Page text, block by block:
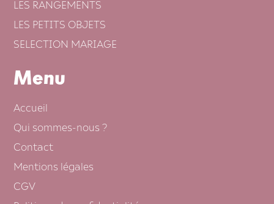
LES RANGEMENTS
LES PETITS OBJETS
SELECTION MARIAGE
Menu
Accueil
Qui sommes-nous ?
Contact
Mentions légales
CGV